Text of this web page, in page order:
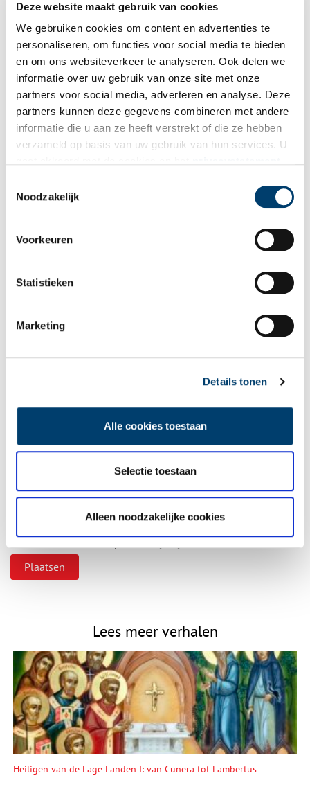
Deze website maakt gebruik van cookies
We gebruiken cookies om content en advertenties te
personaliseren, om functies voor social media te bieden
en om ons websiteverkeer te analyseren. Ook delen we
informatie over uw gebruik van onze site met onze
partners voor social media, adverteren en analyse. Deze
partners kunnen deze gegevens combineren met andere
informatie die u aan ze heeft verstrekt of die ze hebben
verzameld op basis van uw gebruik van hun services. U
Noodzakelijk
Voorkeuren
Statistieken
Marketing
Details tonen
Alle cookies toestaan
Selectie toestaan
Alleen noodzakelijke cookies
Bron:Museumstoomtram Hoorn-Medemblik
Publicatiedatum: 11/12/2025
Ontvang de nieuwsbrief
Wilt u op de hoogte blijven van de mooiste verhalen en het
Bij inschrijving gaat u akkoord met ons
Aanvullingen
Vul deze informatie aan of geef een reactie.
E-mail*
Lees meer verhalen
Heiligen van de Lage Landen I: van Cunera tot Lambertus